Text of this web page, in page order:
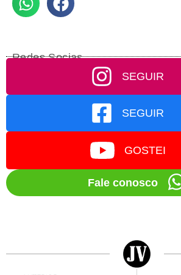
Redes Socias
SEGUIR
SEGUIR
GOSTEI
Fale conosco